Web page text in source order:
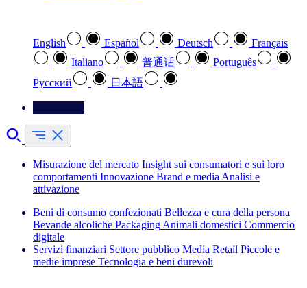
English Español Deutsch
Français
Italiano
普通话
Português
Pусский
日本語
Misurazione del mercato Insight sui consumatori e sui loro
comportamenti Innovazione Brand e media Analisi e
attivazione
Beni di consumo confezionati Bellezza e cura della persona
Bevande alcoliche Packaging Animali domestici Commercio
digitale
Servizi finanziari Settore pubblico Media Retail Piccole e
medie imprese Tecnologia e beni durevoli